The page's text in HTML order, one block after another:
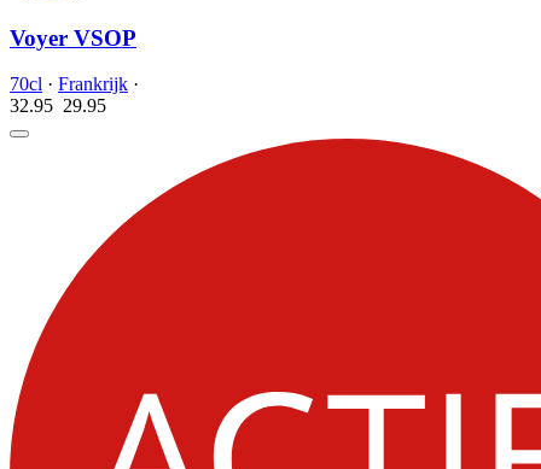
Voyer VSOP
70cl · Frankrijk ·
32.95 29.95